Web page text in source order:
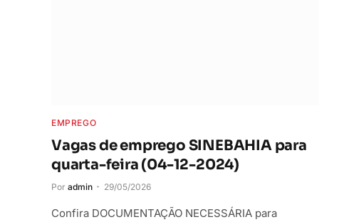
EMPREGO
Vagas de emprego SINEBAHIA para
quarta-feira (04-12-2024)
Por admin 29/05/2026
Confira DOCUMENTAÇÃO NECESSÁRIA para